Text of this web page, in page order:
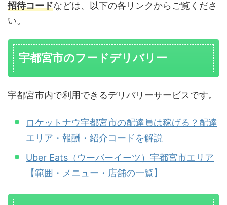
招待コードなどは、以下の各リンクからご覧くださ
い。
宇都宮市のフードデリバリー
宇都宮市内で利用できるデリバリーサービスです。
ロケットナウ宇都宮市の配達員は稼げる？配達
エリア・報酬・紹介コードを解説
Uber Eats（ウーバーイーツ）宇都宮市エリア
【範囲・メニュー・店舗の一覧】